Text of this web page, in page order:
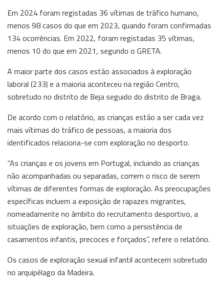
Em 2024 foram registadas 36 vítimas de tráfico humano,
menos 98 casos do que em 2023, quando foram confirmadas
134 ocorrências. Em 2022, foram registadas 35 vítimas,
menos 10 do que em 2021, segundo o GRETA.
A maior parte dos casos estão associados à exploração
laboral (233) e a maioria aconteceu na região Centro,
sobretudo no distrito de Beja seguido do distrito de Braga.
De acordo com o relatório, as crianças estão a ser cada vez
mais vítimas do tráfico de pessoas, a maioria dos
identificados relaciona-se com exploração no desporto.
“As crianças e os jovens em Portugal, incluindo as crianças
não acompanhadas ou separadas, correm o risco de serem
vítimas de diferentes formas de exploração. As preocupações
específicas incluem a exposição de rapazes migrantes,
nomeadamente no âmbito do recrutamento desportivo, a
situações de exploração, bem como a persistência de
casamentos infantis, precoces e forçados”, refere o relatório.
Os casos de exploração sexual infantil acontecem sobretudo
no arquipélago da Madeira.